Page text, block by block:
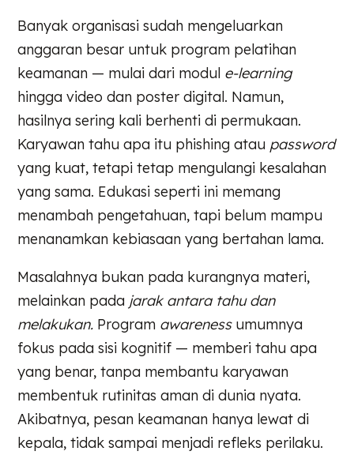
Banyak organisasi sudah mengeluarkan
anggaran besar untuk program pelatihan
keamanan — mulai dari modul e-learning
hingga video dan poster digital. Namun,
hasilnya sering kali berhenti di permukaan.
Karyawan tahu apa itu phishing atau password
yang kuat, tetapi tetap mengulangi kesalahan
yang sama. Edukasi seperti ini memang
menambah pengetahuan, tapi belum mampu
menanamkan kebiasaan yang bertahan lama.
Masalahnya bukan pada kurangnya materi,
melainkan pada jarak antara tahu dan
melakukan. Program awarenessumumnya
fokus pada sisi kognitif — memberi tahu apa
yang benar, tanpa membantu karyawan
membentuk rutinitas aman di dunia nyata.
Akibatnya, pesan keamanan hanya lewat di
kepala, tidak sampai menjadi refleks perilaku.